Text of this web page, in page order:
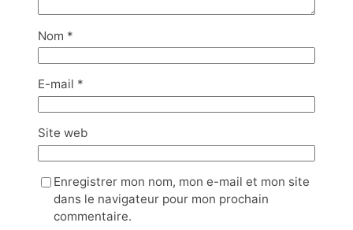
Nom *
E-mail *
Site web
Enregistrer mon nom, mon e-mail et mon site
dans le navigateur pour mon prochain
commentaire.